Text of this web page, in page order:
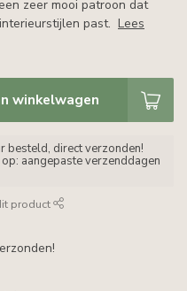
zeer mooi patroon dat
past. Lees
winkelwagen
besteld, direct verzonden!
aangepaste verzenddagen
product